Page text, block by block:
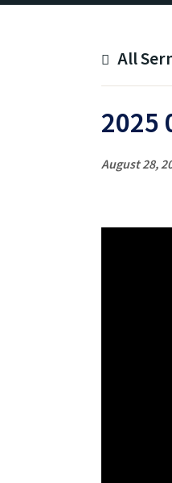
All
2025 08
August 28,